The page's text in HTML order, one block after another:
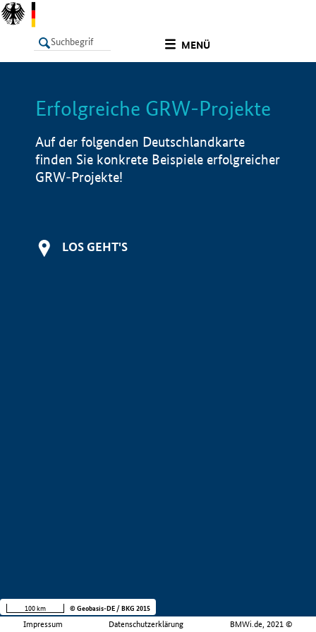
MENÜ
LISTE Info
Erfolgreiche GRW-Projekte
Auf der folgenden Deutschlandkarte
finden Sie konkrete Beispiele erfolgreicher
GRW-Projekte!
LOS GEHT'S
Impressum Datenschutzerklärung BMWi.de, 2021 ©
100 km © Geobasis-DE / BKG 2015